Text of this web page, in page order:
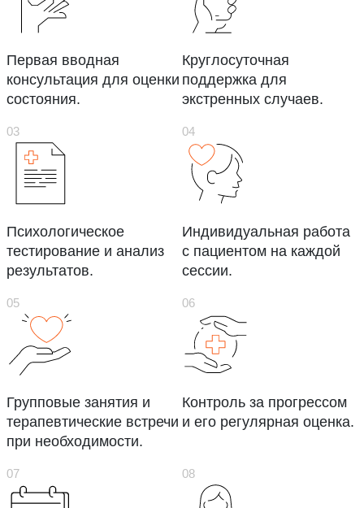
Первая вводная
консультация для оценки
состояния.
Круглосуточная
поддержка для
экстренных случаев.
Психологическое
тестирование и анализ
результатов.
Индивидуальная работа
с пациентом на каждой
сессии.
Групповые занятия и
терапевтические встречи
при необходимости.
Контроль за прогрессом
и его регулярная оценка.